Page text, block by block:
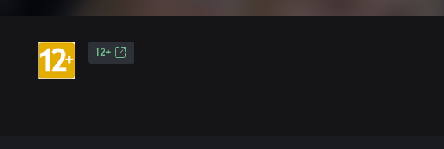
12+